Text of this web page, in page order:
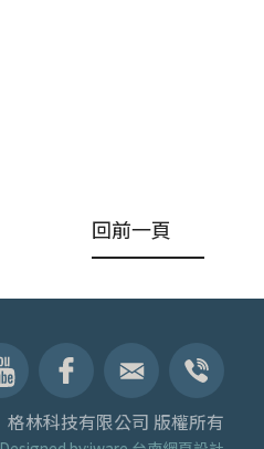
回前一頁
格林科技有限公司 版權所有